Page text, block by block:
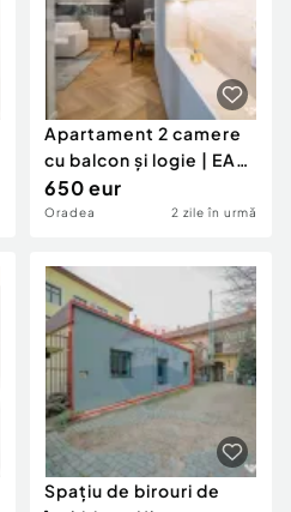
Apartament 2 camere
cu balcon și logie | EAS
Residence Pia?
650 eur
Oradea 2 zile în urmă
Spațiu de birouri de